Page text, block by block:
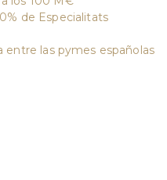
de Especialitats
entre las pymes españolas